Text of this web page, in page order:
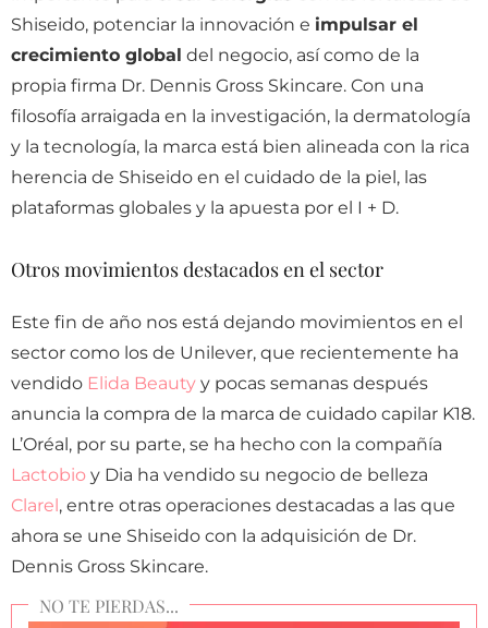
Shiseido, potenciar la innovación e impulsar el
crecimiento global del negocio, así como de la
propia firma Dr. Dennis Gross Skincare. Con una
filosofía arraigada en la investigación, la dermatología
y la tecnología, la marca está bien alineada con la rica
herencia de Shiseido en el cuidado de la piel, las
plataformas globales y la apuesta por el I + D.
Otros movimientos destacados en el sector
Este fin de año nos está dejando movimientos en el
sector como los de Unilever, que recientemente ha
vendido Elida Beauty y pocas semanas después
anuncia la compra de la marca de cuidado capilar K18.
L’Oréal, por su parte, se ha hecho con la compañía
Lactobio y Dia ha vendido su negocio de belleza
Clarel, entre otras operaciones destacadas a las que
ahora se une Shiseido con la adquisición de Dr.
Dennis Gross Skincare.